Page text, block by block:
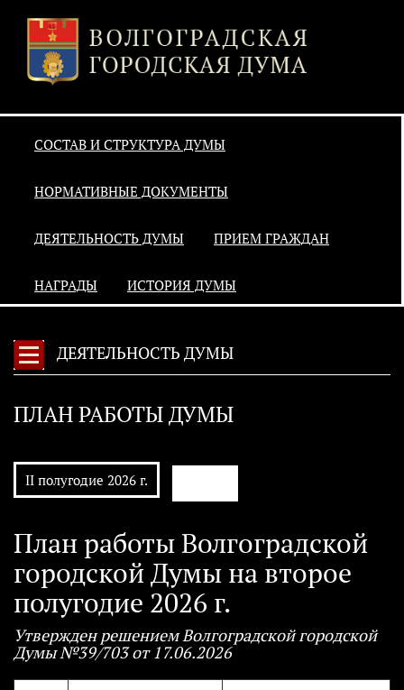
СОСТАВ И СТРУКТУРА ДУМЫ
НОРМАТИВНЫЕ ДОКУМЕНТЫ
ДЕЯТЕЛЬНОСТЬ ДУМЫ ПРИЕМ ГРАЖДАН
НАГРАДЫ ИСТОРИЯ ДУМЫ
ДЕЯТЕЛЬНОСТЬ ДУМЫ
ПЛАН РАБОТЫ ДУМЫ
II полугодие 2026 г.
План работы Волгоградской
городской Думы на второе
полугодие 2026 г.
Утвержден решением Волгоградской городской
Думы №39/703 от 17.06.2026